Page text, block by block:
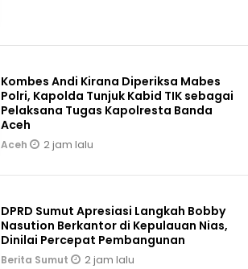
Kombes Andi Kirana Diperiksa Mabes
Polri, Kapolda Tunjuk Kabid TIK sebagai
Pelaksana Tugas Kapolresta Banda
Aceh
Aceh 2 jam lalu
DPRD Sumut Apresiasi Langkah Bobby
Nasution Berkantor di Kepulauan Nias,
Dinilai Percepat Pembangunan
Berita Sumut 2 jam lalu